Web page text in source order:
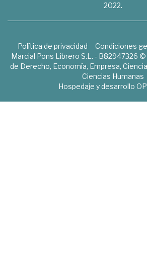
2022.
Política de privacidad Condiciones
Marcial Pons Librero S.L. - B82947326
de Derecho, Economía, Empresa,
Ciencias Humanas
Hospedaje y desarrollo